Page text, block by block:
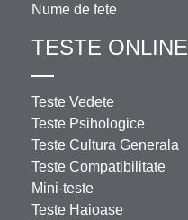
Nume de fete
TESTE ONLINE
Teste Vedete
Teste Psihologice
Teste Cultura Generala
Teste Compatibilitate
Mini-teste
Teste Haioase